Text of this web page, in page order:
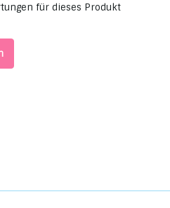
für dieses Produkt